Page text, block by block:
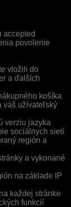
accepted
povolenie
vložili do
a ďalších
košíka
váš užívateľský
verziu jazyka
sociálnych sietí
región a
a vykonané
na základe IP
každej stránke
funkcií